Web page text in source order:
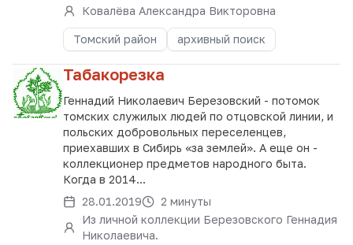
Ковалёва Александра Викторовна
Томский район архивный поиск
Табакорезка
Геннадий Николаевич Березовский - потомок
томских служилых людей по отцовской линии, и
польских добровольных переселенцев,
приехавших в Сибирь «за землей». А еще он -
коллекционер предметов народного быта.
Когда в 2014...
28.01.2019
2 минуты
Из личной коллекции Березовского Геннадия
Николаевича.